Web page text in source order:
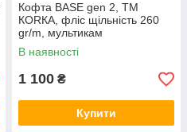
Кофта BASE gen 2, ТМ
КОRКА, фліс щільність 260
gr/m, мультикам
В наявності
1 100 ₴
Купити